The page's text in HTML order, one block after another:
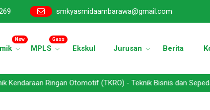
smkyasmidaambarawa@gmail.com
New
MPLS
Gass
Ekskul Jurusan Berita
Ringan Otomotif (TKRO) - Teknik Bisnis dan Sepeda